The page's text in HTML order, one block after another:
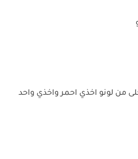
من لونو اخذي احمر واخذي واحد